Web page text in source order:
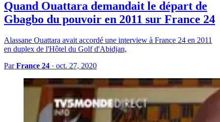
Quand Ouattara demandait le départ de
Gbagbo du pouvoir en 2011 sur France 24
Alassane Ouattara avait accordé une interview à France 24 en 2011
en duplex de l'Hôtel du Golf d'Abidjan,
ParFrance 24 · oct. 27, 2020